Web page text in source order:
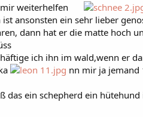
weiterhelfen
ansonsten ein sehr lieber
dann hat er die matte hoch
ich ihn im wald,wenn er
nn mir ja jemand
das ein schepherd ein